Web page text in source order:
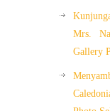
Mrs.
Gallery